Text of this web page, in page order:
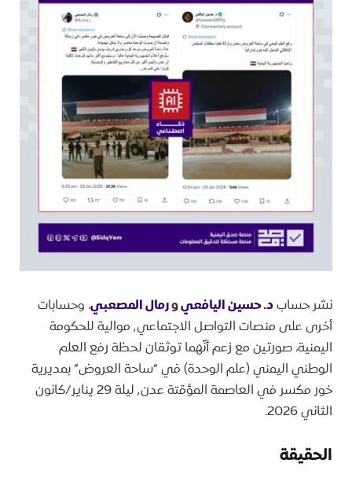
نشر حسابد. حسين اليافعيورمال المصعبي، وحسابات
أخرى على منصات التواصل الاجتماعي٬ موالية للحكومة
اليمنية، صورتين مع زعم أنّهما توثقان لحظة رفع العلم
الوطني اليمني (علم الوحدة) في “ساحة العروض” بمديرية
خور مكسر في العاصمة المؤقتة عدن٬ ليلة 29 يناير/كانون
الثاني 2026.
الحقيقة